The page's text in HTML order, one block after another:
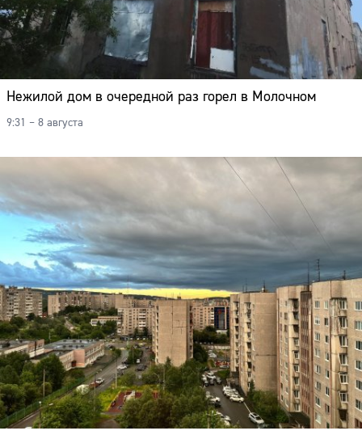
Нежилой дом в очередной раз горел в Молочном
9:31 – 8 августа